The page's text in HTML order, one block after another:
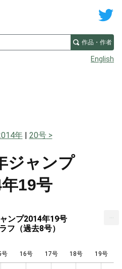
作品・作者
English
年 20号
ジャンプ
19号
ンプ2014年19号
フ（過去8号）
号 16号 17号 18号 19号